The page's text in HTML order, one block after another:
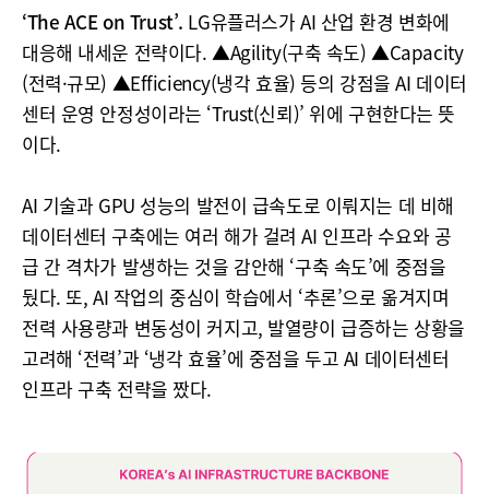
‘The ACE on Trust’. LG유플러스가 AI 산업 환경 변화에
대응해 내세운 전략이다. ▲Agility(구축 속도) ▲Capacity
(전력·규모) ▲Efficiency(냉각 효율) 등의 강점을 AI 데이터
센터 운영 안정성이라는 ‘Trust(신뢰)’ 위에 구현한다는 뜻
이다.
AI 기술과 GPU 성능의 발전이 급속도로 이뤄지는 데 비해
데이터센터 구축에는 여러 해가 걸려 AI 인프라 수요와 공
급 간 격차가 발생하는 것을 감안해 ‘구축 속도’에 중점을
뒀다. 또, AI 작업의 중심이 학습에서 ‘추론’으로 옮겨지며
전력 사용량과 변동성이 커지고, 발열량이 급증하는 상황을
고려해 ‘전력’과 ‘냉각 효율’에 중점을 두고 AI 데이터센터
인프라 구축 전략을 짰다.